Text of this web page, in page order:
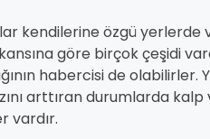
kendilerine özgü yerlerde
göre birçok çeşidi
habercisi de olabilirler.
arttıran durumlarda kalp
vardır.